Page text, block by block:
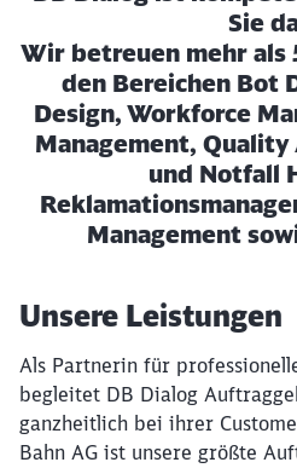
Sie
Wir betreuen mehr als
den Bereichen Bot
Design, Workforce
Management, Quality
und Notfall
Management
Unsere Leistungen
Als Partnerin für
begleitet DB Dialog
ganzheitlich bei ihrer
Bahn AG ist unsere größte